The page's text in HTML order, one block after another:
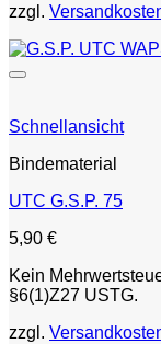
zzgl.
Schnellansicht
Bindematerial
UTC G.S.P. 75
5,90 €
Kein
§6(1)Z27 USTG.
zzgl.